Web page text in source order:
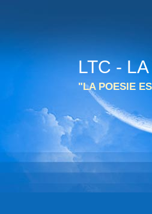
LTC -
"LA POESIE